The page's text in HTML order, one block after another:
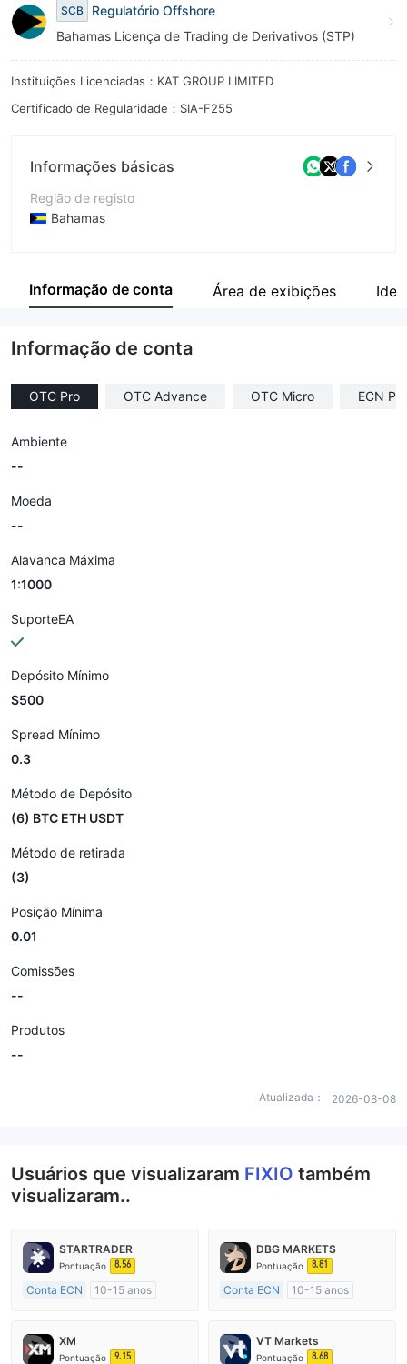
8
9
SCB
Regulatório Offshore
Bahamas Licença de Trading de Derivativos (STP)
Instituições Licenciadas：KAT GROUP LIMITED
Certificado de Regularidade：SIA-F255
Informações básicas
Região de registo
Bahamas
Empresa
Informação de conta Área de exibições
Informação de conta
OTC Pro OTC Advance OTC Micro ECN
Ambiente
--
Moeda
--
Alavanca Máxima
1:1000
SuporteEA
Depósito Mínimo
$500
Spread Mínimo
0.3
Método de Depósito
(6) BTC ETH USDT
Método de retirada
(3)
Posição Mínima
0.01
Comissões
--
Produtos
--
Atualizada： 2026-08-08
Usuários que visualizaram FIXIO também
visualizaram..
STARTRADER
Pontuação 8.56
Conta ECN
10-15 anos
Market Marketing (MM)
Etiqueta principal MT4
DBG MARKETS
Pontuação 8.81
Conta ECN
10-15 anos
Market Marketing (MM)
Etiqueta principal MT4
XM
Pontuação 9.15
VT Markets
Pontuação 8.68